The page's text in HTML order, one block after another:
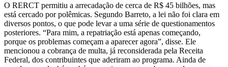
O RERCT permitiu a arrecadação de cerca de R$ 45 bilhões, mas
está cercado por polêmicas. Segundo Barreto, a lei não foi clara em
diversos pontos, o que pode levar a uma série de questionamentos
posteriores. “Para mim, a repatriação está apenas começando,
porque os problemas começam a aparecer agora”, disse. Ele
mencionou a cobrança de multa, já reconsiderada pela Receita
Federal, dos contribuintes que aderiram ao programa. Ainda de